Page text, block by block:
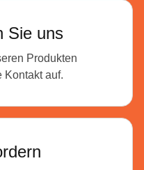
Sie uns
Produkten
Kontakt auf.